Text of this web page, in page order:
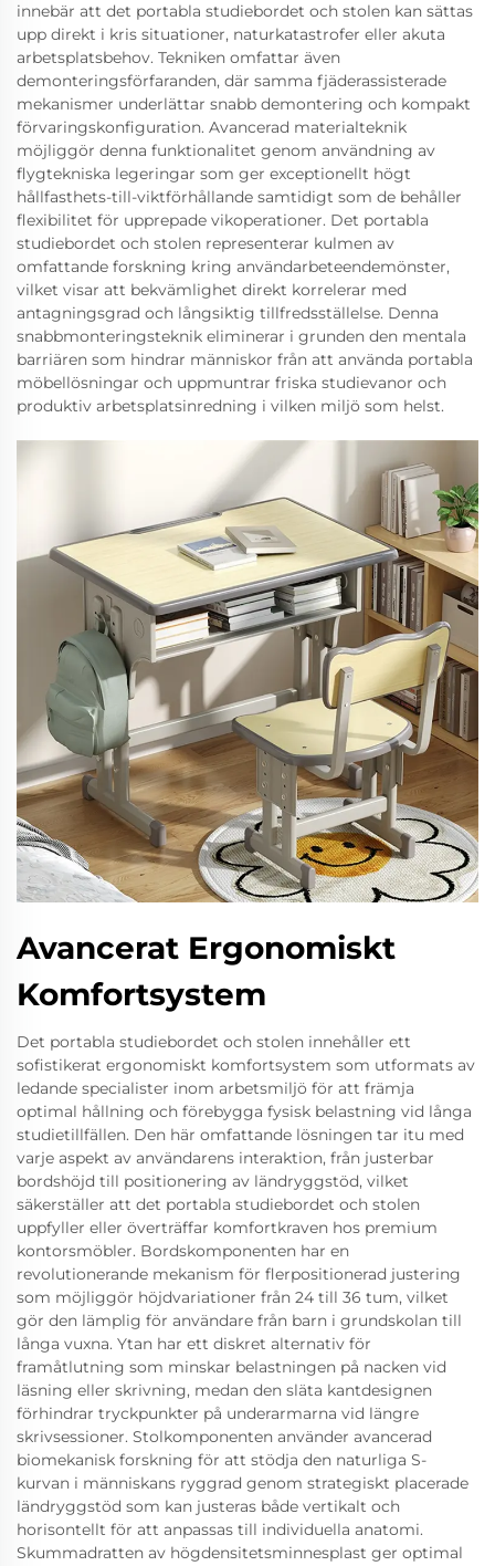
innebär att det portabla studiebordet och stolen kan sättas
upp direkt i kris situationer, naturkatastrofer eller akuta
arbetsplatsbehov. Tekniken omfattar även
demonteringsförfaranden, där samma fjäderassisterade
mekanismer underlättar snabb demontering och kompakt
förvaringskonfiguration. Avancerad materialteknik
möjliggör denna funktionalitet genom användning av
flygtekniska legeringar som ger exceptionellt högt
hållfasthets-till-viktförhållande samtidigt som de behåller
flexibilitet för upprepade vikoperationer. Det portabla
studiebordet och stolen representerar kulmen av
omfattande forskning kring användarbeteendemönster,
vilket visar att bekvämlighet direkt korrelerar med
antagningsgrad och långsiktig tillfredsställelse. Denna
snabbmonteringsteknik eliminerar i grunden den mentala
barriären som hindrar människor från att använda portabla
möbellösningar och uppmuntrar friska studievanor och
produktiv arbetsplatsinredning i vilken miljö som helst.
Avancerat Ergonomiskt
Komfortsystem
Det portabla studiebordet och stolen innehåller ett
sofistikerat ergonomiskt komfortsystem som utformats av
ledande specialister inom arbetsmiljö för att främja
optimal hållning och förebygga fysisk belastning vid långa
studietillfällen. Den här omfattande lösningen tar itu med
varje aspekt av användarens interaktion, från justerbar
bordshöjd till positionering av ländryggstöd, vilket
säkerställer att det portabla studiebordet och stolen
uppfyller eller överträffar komfortkraven hos premium
kontorsmöbler. Bordskomponenten har en
revolutionerande mekanism för flerpositionerad justering
som möjliggör höjdvariationer från 24 till 36 tum, vilket
gör den lämplig för användare från barn i grundskolan till
långa vuxna. Ytan har ett diskret alternativ för
framåtlutning som minskar belastningen på nacken vid
läsning eller skrivning, medan den släta kantdesignen
förhindrar tryckpunkter på underarmarna vid längre
skrivsessioner. Stolkomponenten använder avancerad
biomekanisk forskning för att stödja den naturliga S-
kurvan i människans ryggrad genom strategiskt placerade
ländryggstöd som kan justeras både vertikalt och
horisontellt för att anpassas till individuella anatomi.
Skummadratten av högdensitetsminnesplast ger optimal